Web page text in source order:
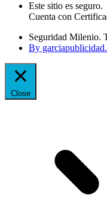
Este sitio es seguro.
Cuenta con
Seguridad Milenio.
By
Close